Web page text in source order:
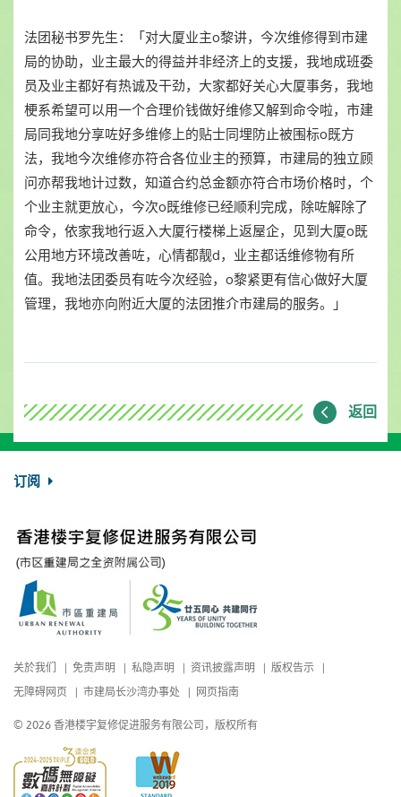
法团秘书罗先生：「对大厦业主o黎讲，今次维修得到市建
局的协助，业主最大的得益并非经济上的支援，我地成班委
员及业主都好有热诚及干劲，大家都好关心大厦事务，我地
梗系希望可以用一个合理价钱做好维修又解到命令啦，市建
局同我地分享咗好多维修上的贴士同埋防止被围标o既方
法，我地今次维修亦符合各位业主的预算，市建局的独立顾
问亦帮我地计过数，知道合约总金额亦符合市场价格时，个
个业主就更放心，今次o既维修已经顺利完成，除咗解除了
命令，依家我地行返入大厦行楼梯上返屋企，见到大厦o既
公用地方环境改善咗，心情都靓d，业主都话维修物有所
值。我地法团委员有咗今次经验，o黎紧更有信心做好大厦
管理，我地亦向附近大厦的法团推介市建局的服务。」
返回
订阅
关於我们 免责声明 私隐声明 资讯披露声明
版权告示
无障碍网页
市建局长沙湾办事处 网页指南
© 2026 香港楼宇复修促进服务有限公司，版权所有